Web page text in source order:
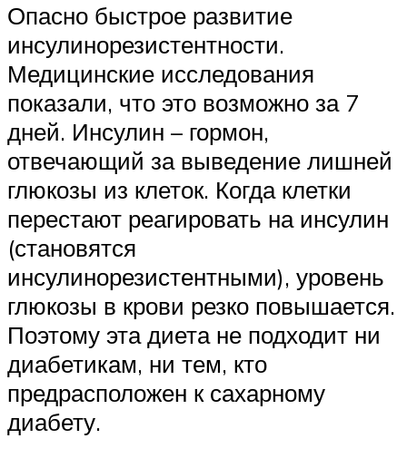
Опасно быстрое развитие
инсулинорезистентности.
Медицинские исследования
показали, что это возможно за 7
дней. Инсулин – гормон,
отвечающий за выведение лишней
глюкозы из клеток. Когда клетки
перестают реагировать на инсулин
(становятся
инсулинорезистентными), уровень
глюкозы в крови резко повышается.
Поэтому эта диета не подходит ни
диабетикам, ни тем, кто
предрасположен к сахарному
диабету.